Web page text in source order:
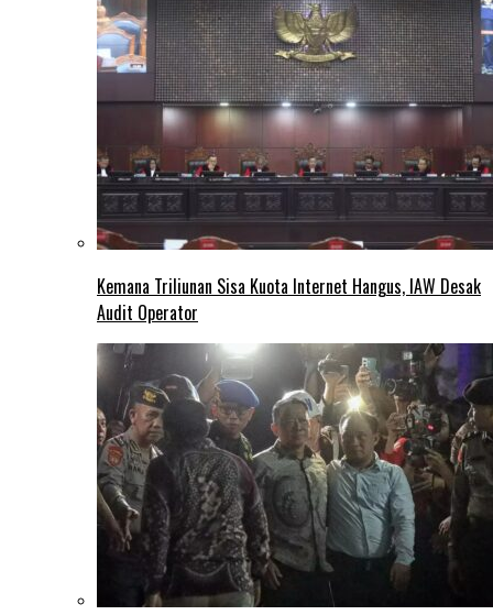
Kemana Triliunan Sisa Kuota Internet Hangus, IAW Desak
Audit Operator